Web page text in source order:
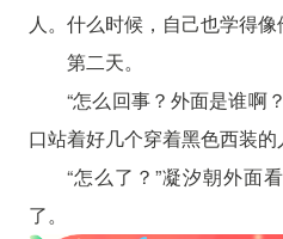
人。什么时候，自己也学得
第二天。
“怎么回事？外面是谁啊
口站着好几个穿着黑色西装的
“怎么了？”凝汐朝外面
了。